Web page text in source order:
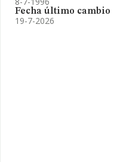
Fecha último cambio
19-7-2026